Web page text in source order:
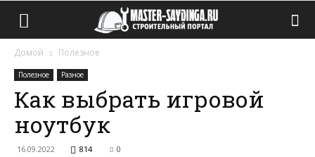
Домой Полезное
Полезное Разное
Как выбрать игровой
ноутбук
16.09.2022 814 0